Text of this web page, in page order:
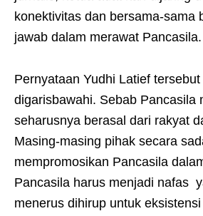
konektivitas dan bersama-sama
jawab dalam merawat Pancasila.
Pernyataan Yudhi Latief
digarisbawahi. Sebab Pancasila
seharusnya berasal dari rakyat
Masing-masing pihak secara
mempromosikan Pancasila
Pancasila harus menjadi nafas
menerus dihirup untuk